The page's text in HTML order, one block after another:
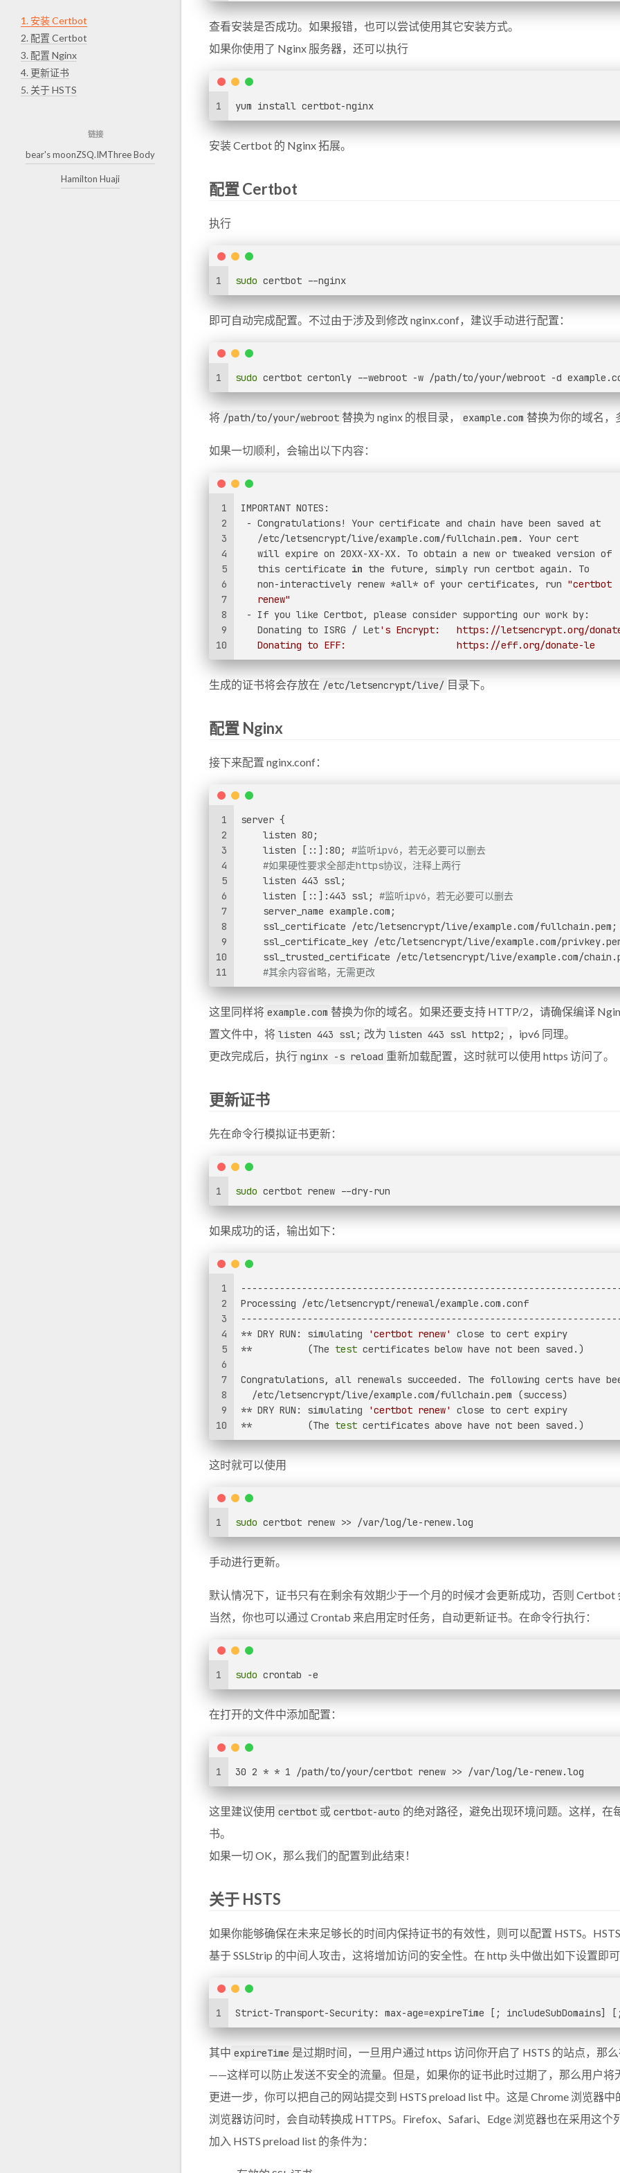
1. 安装 Certbot
2. 配置 Certbot
3. 配置 Nginx
4. 更新证书
5. 关于 HSTS
链接
bear's moonZSQ.IMThree Body
Hamilton Huaji
查看安装是否成功。如果报错，也可以尝试使用其它安装方式。
如果你使用了 Nginx 服务器，还可以执行
1 yum install certbot-nginx
安装 Certbot 的 Nginx 拓展。
配置 Certbot
执行
1 sudo certbot --nginx
即可自动完成配置。不过由于涉及到修改 nginx.conf，建议手动进行配置：
1 sudo certbot certonly --webroot -w /path/to/your/webroot -d
将 /path/to/your/webroot 替换为 nginx 的根目录， example.com 替换为你的域名，
如果一切顺利，会输出以下内容：
1
2
3
4
5
6
7
8
9
10
IMPORTANT NOTES:
- Congratulations! Your certificate and chain have been saved at
   /etc/letsencrypt/live/example.com/fullchain.pem. Your cert
   will expire on 20XX-XX-XX. To obtain a new or tweaked version of
   this certificate
in the future, simply run certbot again. To
   non-interactively renew *all* of your certificates, run
"certbot
   renew"
- If you like Certbot, please consider supporting our work by:
   Donating to ISRG / Let
's Encrypt:   https://letsencrypt.org/
   Donating to EFF:                    https://eff.org/donate-le
生成的证书将会存放在 /etc/letsencrypt/live/ 目录下。
配置 Nginx
接下来配置 nginx.conf：
1
2
3
4
5
6
7
8
9
10
11
server {
    listen 80;
    listen [::]:80;
#监听ipv6，若无必要可以删去
#如果硬性要求全部走https协议，注释上两行
    listen 443 ssl;
    listen [::]:443 ssl;
#监听ipv6，若无必要可以删去
    server_name example.com;
    ssl_certificate /etc/letsencrypt/live/example.com/fullchain.pem;
ssl_certificate_key /etc/letsencrypt/live/example.com/
ssl_trusted_certificate /etc/letsencrypt/live/example.com/
#其余内容省略，无需更改
这里同样将 example.com 替换为你的域名。如果还要支持 HTTP/2，请确保编译
置文件中，将 listen 443 ssl; 改为 listen 443 ssl http2; ，ipv6 同理。
更改完成后，执行 nginx -s reload 重新加载配置，这时就可以使用 https 访问了。
更新证书
先在命令行模拟证书更新：
1 sudo certbot renew --dry-run
如果成功的话，输出如下：
1
2
3
4
5
6
7
8
9
10
Processing /etc/letsencrypt/renewal/example.com.conf
** DRY RUN: simulating
'certbot renew'
close to cert expiry
**          (The test certificates below have not been saved.)
Congratulations, all renewals succeeded. The following certs have
  /etc/letsencrypt/live/example.com/fullchain.pem (success)
** DRY RUN: simulating
'certbot renew'
close to cert expiry
**          (The test certificates above have not been saved.)
这时就可以使用
1 sudo certbot renew >> /var/log/le-renew.log
手动进行更新。
默认情况下，证书只有在剩余有效期少于一个月的时候才会更新成功，否则 Certbot
当然，你也可以通过 Crontab 来启用定时任务，自动更新证书。在命令行执行：
1 sudo crontab -e
在打开的文件中添加配置：
1 30 2 * * 1 /path/to/your/certbot renew >> /var/log/le-renew.log
这里建议使用 certbot 或 certbot-auto 的绝对路径，避免出现环境问题。这样，在
书。
如果一切 OK，那么我们的配置到此结束！
关于 HSTS
如果你能够确保在未来足够长的时间内保持证书的有效性，则可以配置 HSTS。
基于 SSLStrip 的中间人攻击，这将增加访问的安全性。在 http 头中做出如下设置即
1 Strict-Transport-Security: max-age=expireTime [; includeSubDomains]
其中 expireTime 是过期时间，一旦用户通过 https 访问你开启了 HSTS 的站点，那
——这样可以防止发送不安全的流量。但是，如果你的证书此时过期了，那么用户
更进一步，你可以把自己的网站提交到 HSTS preload list 中。这是 Chrome 浏览器
浏览器访问时，会自动转换成 HTTPS。Firefox、Safari、Edge 浏览器也在采用这个
加入 HSTS preload list 的条件为：